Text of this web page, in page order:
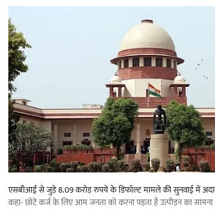
एसबीआई से जुड़े 8.09 करोड़ रुपये के डिफॉल्ट मामले की सुनवाई में
कहा- छोटे कर्ज के लिए आम जनता को करना पड़ता है उत्पीड़न का सामना